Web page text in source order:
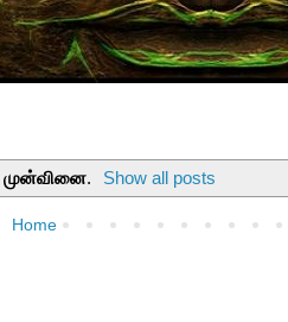
முன்வினை. Show all posts
Home